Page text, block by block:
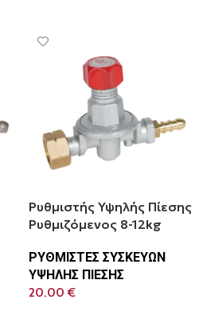
Ρυθμιστής Υψηλής Πίεσης
Ρυθμιζόμενος 8-12kg
ΡΥΘΜΙΣΤΕΣ ΣΥΣΚΕΥΩΝ
ΥΨΗΛΗΣ ΠΙΕΣΗΣ
20.00€